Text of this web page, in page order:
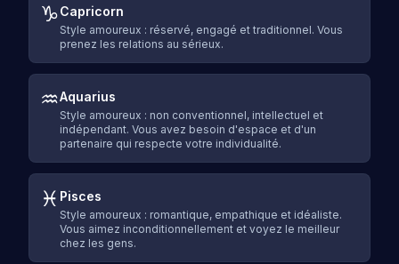
♑Capricorn
Style amoureux : réservé, engagé et traditionnel. Vous
prenez les relations au sérieux.
♒Aquarius
Style amoureux : non conventionnel, intellectuel et
indépendant. Vous avez besoin d'espace et d'un
partenaire qui respecte votre individualité.
♓ Pisces
Style amoureux : romantique, empathique et idéaliste.
Vous aimez inconditionnellement et voyez le meilleur
chez les gens.